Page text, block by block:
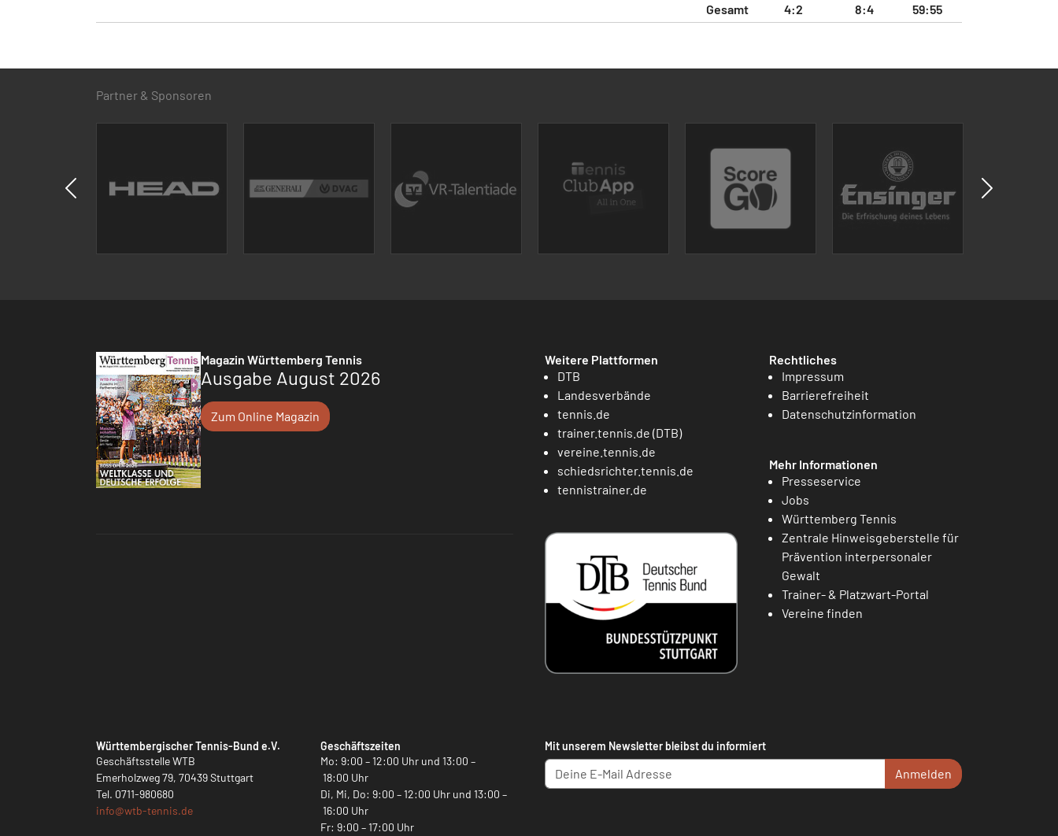
Gesamt
4:2 8:4 59:55
Partner & Sponsoren
Magazin Württemberg Tennis
Ausgabe August 2026
Zum Online Magazin
Weitere Plattformen
DTB
Landesverbände
tennis.de
trainer.tennis.de (DTB)
vereine.tennis.de
schiedsrichter.tennis.de
tennistrainer.de
Rechtliches
Impressum
Barrierefreiheit
Datenschutzinformation
Mehr Informationen
Presseservice
Jobs
Württemberg Tennis
Zentrale Hinweisgeberstelle für
Prävention interpersonaler
Gewalt
Trainer- & Platzwart-Portal
Vereine finden
Württembergischer Tennis-Bund e.V.
Geschäftsstelle WTB
Emerholzweg 79, 70439 Stuttgart
Tel. 0711-980680
info@wtb-tennis.de
Geschäftszeiten
Mo: 9:00 – 12:00 Uhr und 13:00 –
18:00 Uhr
Di, Mi, Do: 9:00 – 12:00 Uhr und 13:00 –
16:00 Uhr
Fr: 9:00 – 17:00 Uhr
Mit unserem Newsletter bleibst du informiert
Anmelden